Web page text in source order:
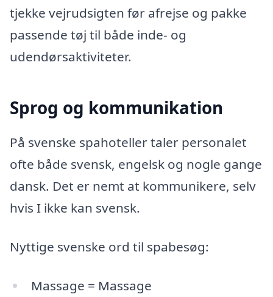
tjekke vejrudsigten før afrejse og pakke
passende tøj til både inde- og
udendørsaktiviteter.
Sprog og kommunikation
På svenske spahoteller taler personalet
ofte både svensk, engelsk og nogle gange
dansk. Det er nemt at kommunikere, selv
hvis I ikke kan svensk.
Nyttige svenske ord til spabesøg:
Massage = Massage